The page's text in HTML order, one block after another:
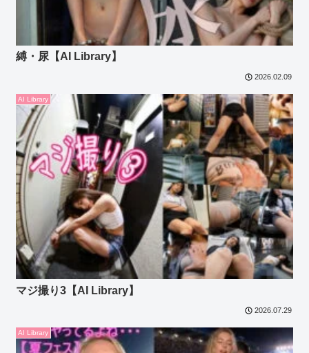
縛・尿【AI Library】
2026.02.09
AI Library
マジ撮り3【AI Library】
2026.07.29
AI Library